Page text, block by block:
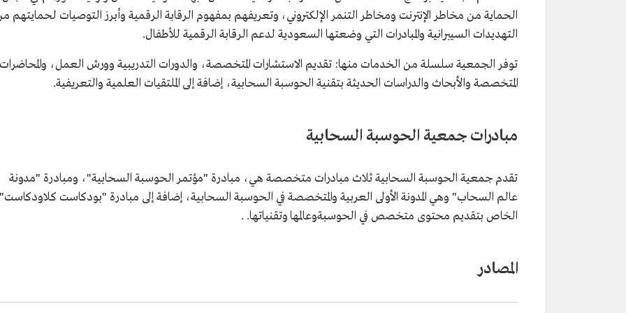
الحماية من مخاطر الإنترنت ومخاطر التنمر الإلكتروني، وتعريفهم بمفهوم الرقابة الرقمية وأبرز التوصيات لحمايتهم
التهديدات السيبرانية والمبادرات التي وضعتها السعودية لدعم الرقابة الرقمية للأطفال.
توفر الجمعية سلسلة من الخدمات منها: تقديم الاستشارات المتخصصة، والدورات التدريبية وورش العمل، والمحاضرات
المتخصصة والأبحاث والدراسات الحديثة بتقنية الحوسبة السحابية، إضافة إلى الملتقيات العلمية والتعريفية.
مبادرات جمعية الحوسبة السحابية
تقدم جمعية الحوسبة السحابية ثلاث مبادرات متخصصة هي، مبادرة "مؤتمر الحوسبة السحابية"، ومبادرة "مدونة
عالم السحاب" وهي المدونة الأولى العربية والمتخصصة في الحوسبة السحابية، إضافة إلى مبادرة "بودكاست كلاودكاست"
الخاص بتقديم محتوى متخصص في الحوسبةوعالمها وتقنياتها. .
المصادر